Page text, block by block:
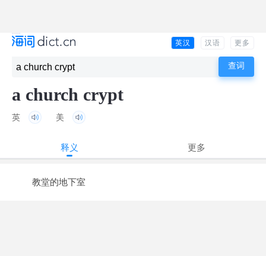
英汉 汉语 更多
a church crypt
英 美
释义 更多
教堂的地下室